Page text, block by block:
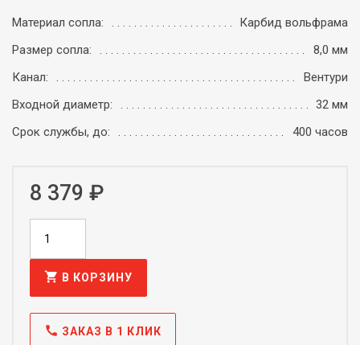
Материал сопла:
Карбид вольфрама
Размер сопла:
8,0 мм
Канал:
Вентури
Входной диаметр:
32 мм
Срок службы, до:
400 часов
8 379 ₽
shopping_cart В КОРЗИНУ
call ЗАКАЗ В 1 КЛИК